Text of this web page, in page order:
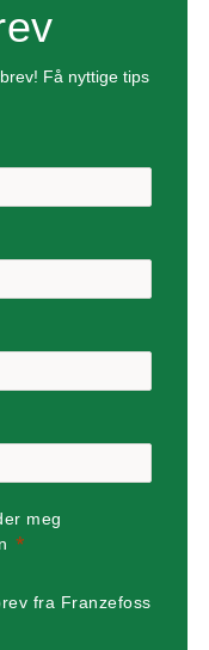
Få nyttige tips
meg
fra Franzefoss